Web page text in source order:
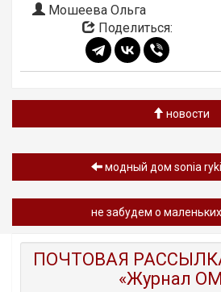
Мошеева Ольга
Поделиться:
новости
модный дом sonia
не забудем о
ПОЧТОВАЯ
«Журнал